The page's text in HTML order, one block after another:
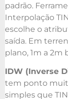
padrão.
Interpolação
escolhe o
saída. Em
plano, 1m a 2m
IDW (Inverse
tem ponto
simples que